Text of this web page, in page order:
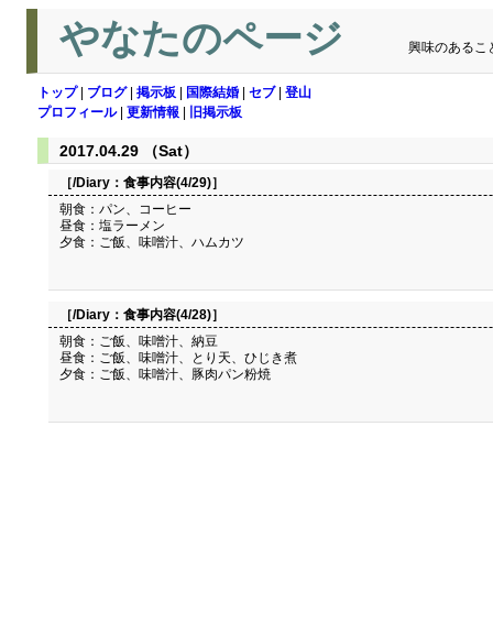
やなたのページ 興味のあるこ
トップ| ブログ| 掲示板 国際結婚 セブ| 登山
プロフィール| 更新情報 旧掲示板
2017.04.29 （Sat）
［/Diary： 食事内容(4/29)］
朝食：パン、コーヒー
昼食：塩ラーメン
夕食：ご飯、味噌汁、ハムカツ
［/Diary： 食事内容(4/28)］
朝食：ご飯、味噌汁、納豆
昼食：ご飯、味噌汁、とり天、ひじき煮
夕食：ご飯、味噌汁、豚肉パン粉焼